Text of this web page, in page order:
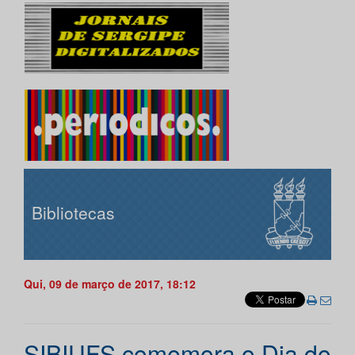
Bibliotecas
Qui, 09 de março de 2017, 18:12